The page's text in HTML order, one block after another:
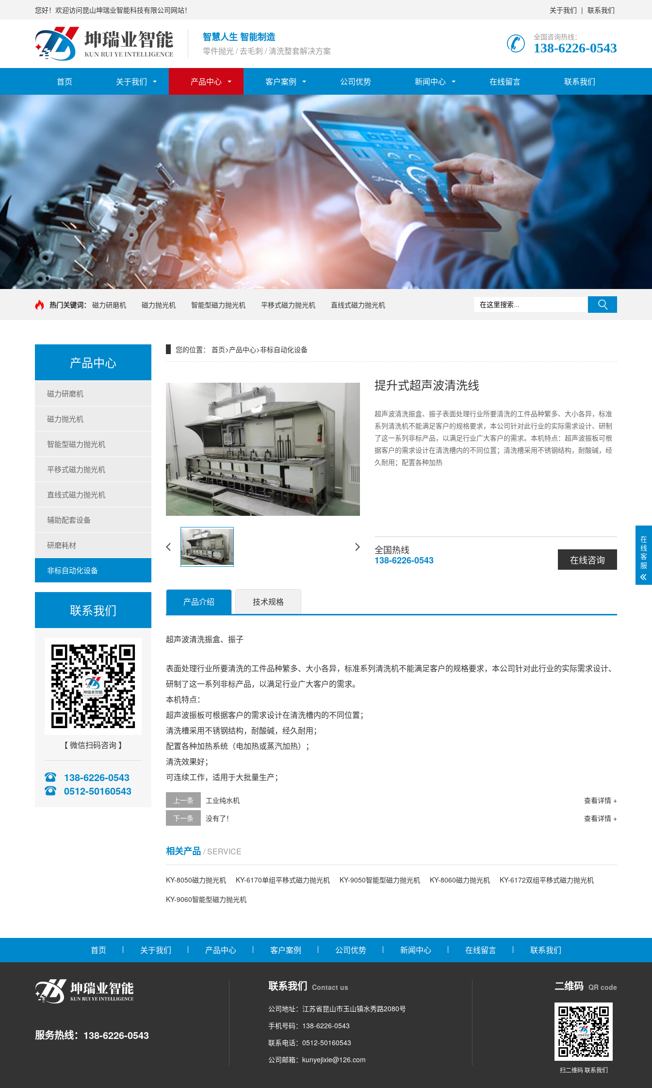
您好！欢迎访问昆山坤瑞业智能科技有限公司网站！ 关于我们 | 联系我们
智慧人生 智能制造
零件抛光 / 去毛刺 / 清洗整套解决方案
全国咨询热线：
138-6226-0543
首页 关于我们 产品中心 客户案例 公司优势 新闻中心 在线留言 联系我们
热门关键词： 磁力研磨机 磁力抛光机 智能型磁力抛光机 平移式磁力抛光机 直线式磁力抛光机
产品中心
磁力研磨机
磁力抛光机
智能型磁力抛光机
平移式磁力抛光机
直线式磁力抛光机
辅助配套设备
研磨耗材
非标自动化设备
联系我们
【 微信扫码咨询 】
138-6226-0543
0512-50160543
您的位置： 首页>产品中心>非标自动化设备
提升式超声波清洗线
超声波清洗振盒、振子表面处理行业所要清洗的工件品种繁多、大小各异，标准
系列清洗机不能满足客户的规格要求，本公司针对此行业的实际需求设计、研制
了这一系列非标产品，以满足行业广大客户的需求。本机特点：超声波振板可根
据客户的需求设计在清洗槽内的不同位置；清洗槽采用不锈钢结构，耐酸碱，经
久耐用；配置各种加热
在线咨询
全国热线
138-6226-0543
产品介绍 技术规格
超声波清洗振盒、振子
表面处理行业所要清洗的工件品种繁多、大小各异，标准系列清洗机不能满足客户的规格要求，本公司针对此行业的实际需求设计、
研制了这一系列非标产品，以满足行业广大客户的需求。
本机特点：
超声波振板可根据客户的需求设计在清洗槽内的不同位置；
清洗槽采用不锈钢结构，耐酸碱，经久耐用；
配置各种加热系统（电加热或蒸汽加热）；
清洗效果好；
可连续工作，适用于大批量生产；
上一条 查看详情 +
工业纯水机
下一条
查看详情 +
没有了！
相关产品 / SERVICE
KY-8050磁力抛光机 KY-6170单组平移式磁力抛光机 KY-9050智能型磁力抛光机 KY-8060磁力抛光机
KY-6172双组平移式磁力抛光机
KY-9060智能型磁力抛光机
首页 关于我们 产品中心 客户案例 公司优势 新闻中心 在线留言 联系我们
服务热线：138-6226-0543
联系我们 Contact us
公司地址：江苏省昆山市玉山镇水秀路2080号
手机号码：138-6226-0543
联系电话：0512-50160543
公司邮箱：kunyejixie@126.com
二维码 QR code
扫二维码 联系我们
在
线
客
服